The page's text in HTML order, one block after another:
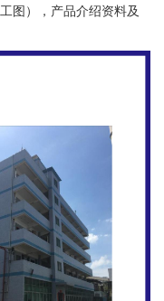
图），产品介绍资料及